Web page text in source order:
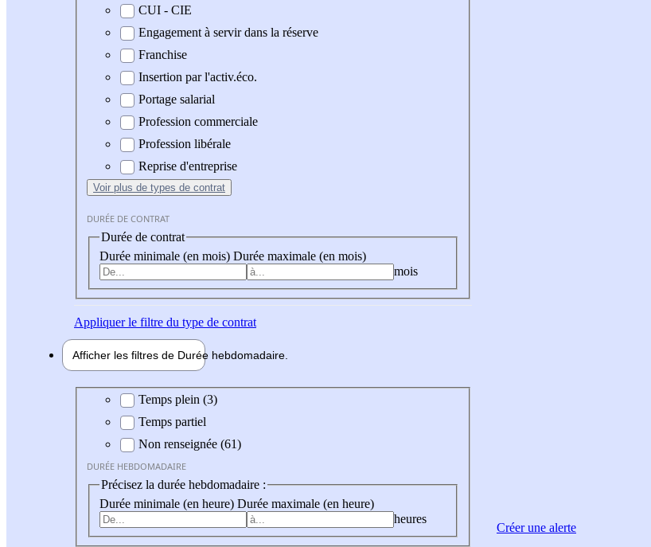
CUI - CIE
Engagement à servir dans la réserve
Franchise
Insertion par l'activ.éco.
Portage salarial
Profession commerciale
Profession libérale
Reprise d'entreprise
Voir plus de types de contrat
DURÉE DE CONTRAT
Durée de contrat
Durée minimale (en mois) Durée maximale (en mois)
mois
Appliquerle filtre du type de contrat
Afficher les filtres de Durée hebdomadaire
Durée hebdomadaire
Temps plein (3)
Temps partiel
Non renseignée (61)
DURÉE HEBDOMADAIRE
Précisez la durée hebdomadaire :
Durée minimale (en heure) Durée maximale (en heure)
heures
Créer une alerte